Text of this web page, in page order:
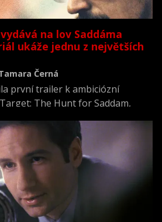
na lov Saddáma
ukáže jednu z největších
Černá
první trailer k ambiciózní
The Hunt for Saddam,